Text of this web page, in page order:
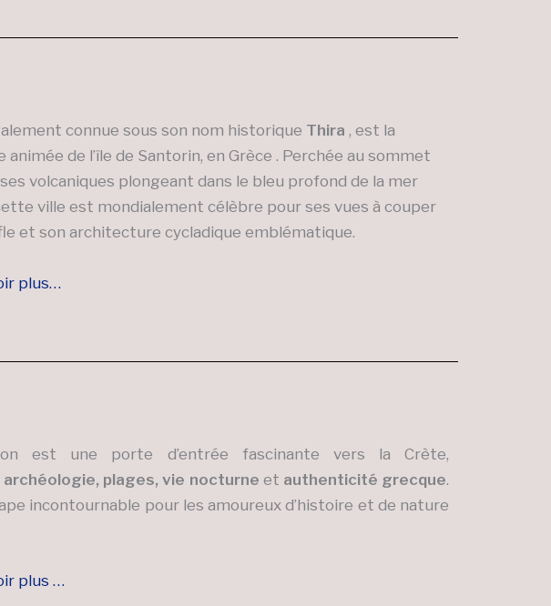
connue sous son nom historique Thira , est la
animée de l’île de Santorin, en Grèce . Perchée au sommet
volcaniques plongeant dans le bleu profond de la mer
ville est mondialement célèbre pour ses vues à couper
et son architecture cycladique emblématique.
plus…
est une porte d’entrée fascinante vers la Crète,
archéologie, plages, vie nocturne et authenticité grecque.
incontournable pour les amoureux d’histoire et de nature
plus …